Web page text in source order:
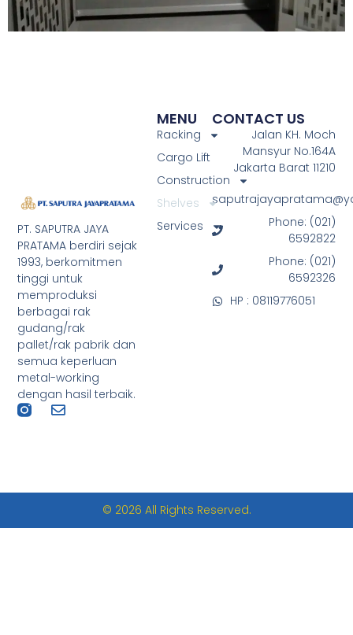
PT. SAPUTRA JAYA
PRATAMA berdiri sejak
1993, berkomitmen
tinggi untuk
memproduksi
berbagai rak
gudang/rak
pallet/rak pabrik dan
semua keperluan
metal-working
dengan hasil terbaik.
MENU
Racking
Cargo Lift
Construction
Shelves
Services
CONTACT US
Jalan KH. Moch
Mansyur No.164A
Jakarta Barat 11210
Phone: (021)
6592822
Phone: (021)
6592326
HP : 08119776051
© 2026 All Rights Reserved.